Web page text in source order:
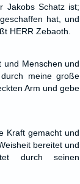
Jakobs Schatz ist;
hat, und
HERR Zebaoth.
und Menschen und
meine große
Arm und gebe
Kraft gemacht und
bereitet und
durch seinen